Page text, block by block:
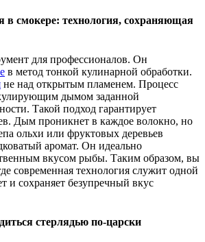
в смокере: технология, сохраняющая
для профессионалов. Он
в метод тонкой кулинарной обработки.
не над открытым пламенем. Процесс
дымом заданной
Такой подход гарантирует
Дым проникнет в каждое волокно, но
ольхи или фруктовых деревьев
аромат. Он идеально
вкусом рыбы. Таким образом, вы
современная технология служит одной
и сохраняет безупречный вкус
стерлядью по-царски